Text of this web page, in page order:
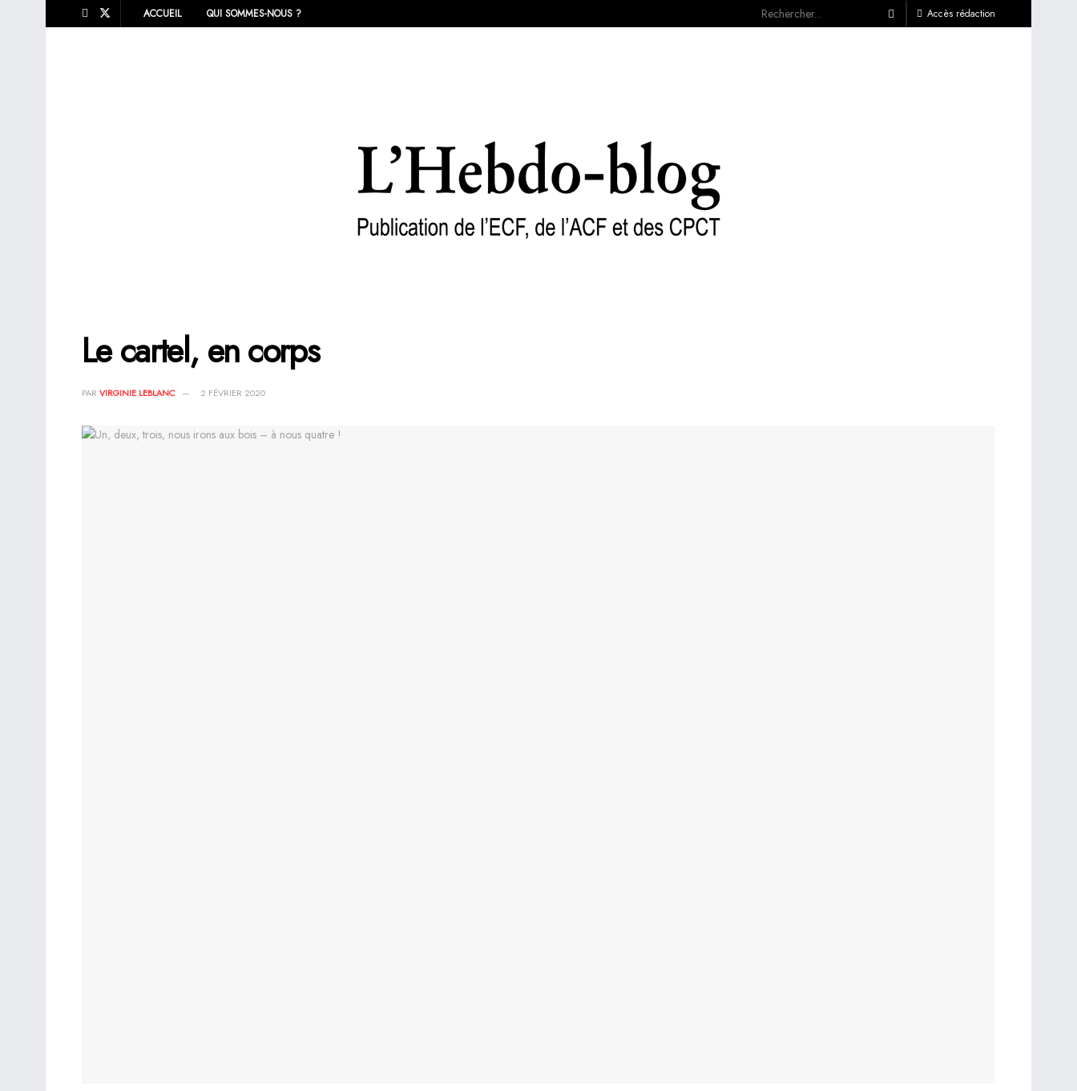
ACCUEIL QUI SOMMES-NOUS ? Accès rédaction
Le cartel, en corps
PAR VIRGINIE LEBLANC 2 FÉVRIER 2020